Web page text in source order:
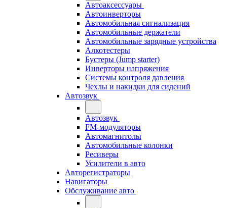
Автоаксессуары
Автоинверторы
Автомобильная сигнализация
Автомобильные держатели
Автомобильные зарядные устройства
Алкотестеры
Бустеры (Jump starter)
Инверторы напряжения
Системы контроля давления
Чехлы и накидки для сидений
Автозвук
Автозвук
FM-модуляторы
Автомагнитолы
Автомобильные колонки
Ресиверы
Усилители в авто
Авторегистраторы
Навигаторы
Обслуживание авто